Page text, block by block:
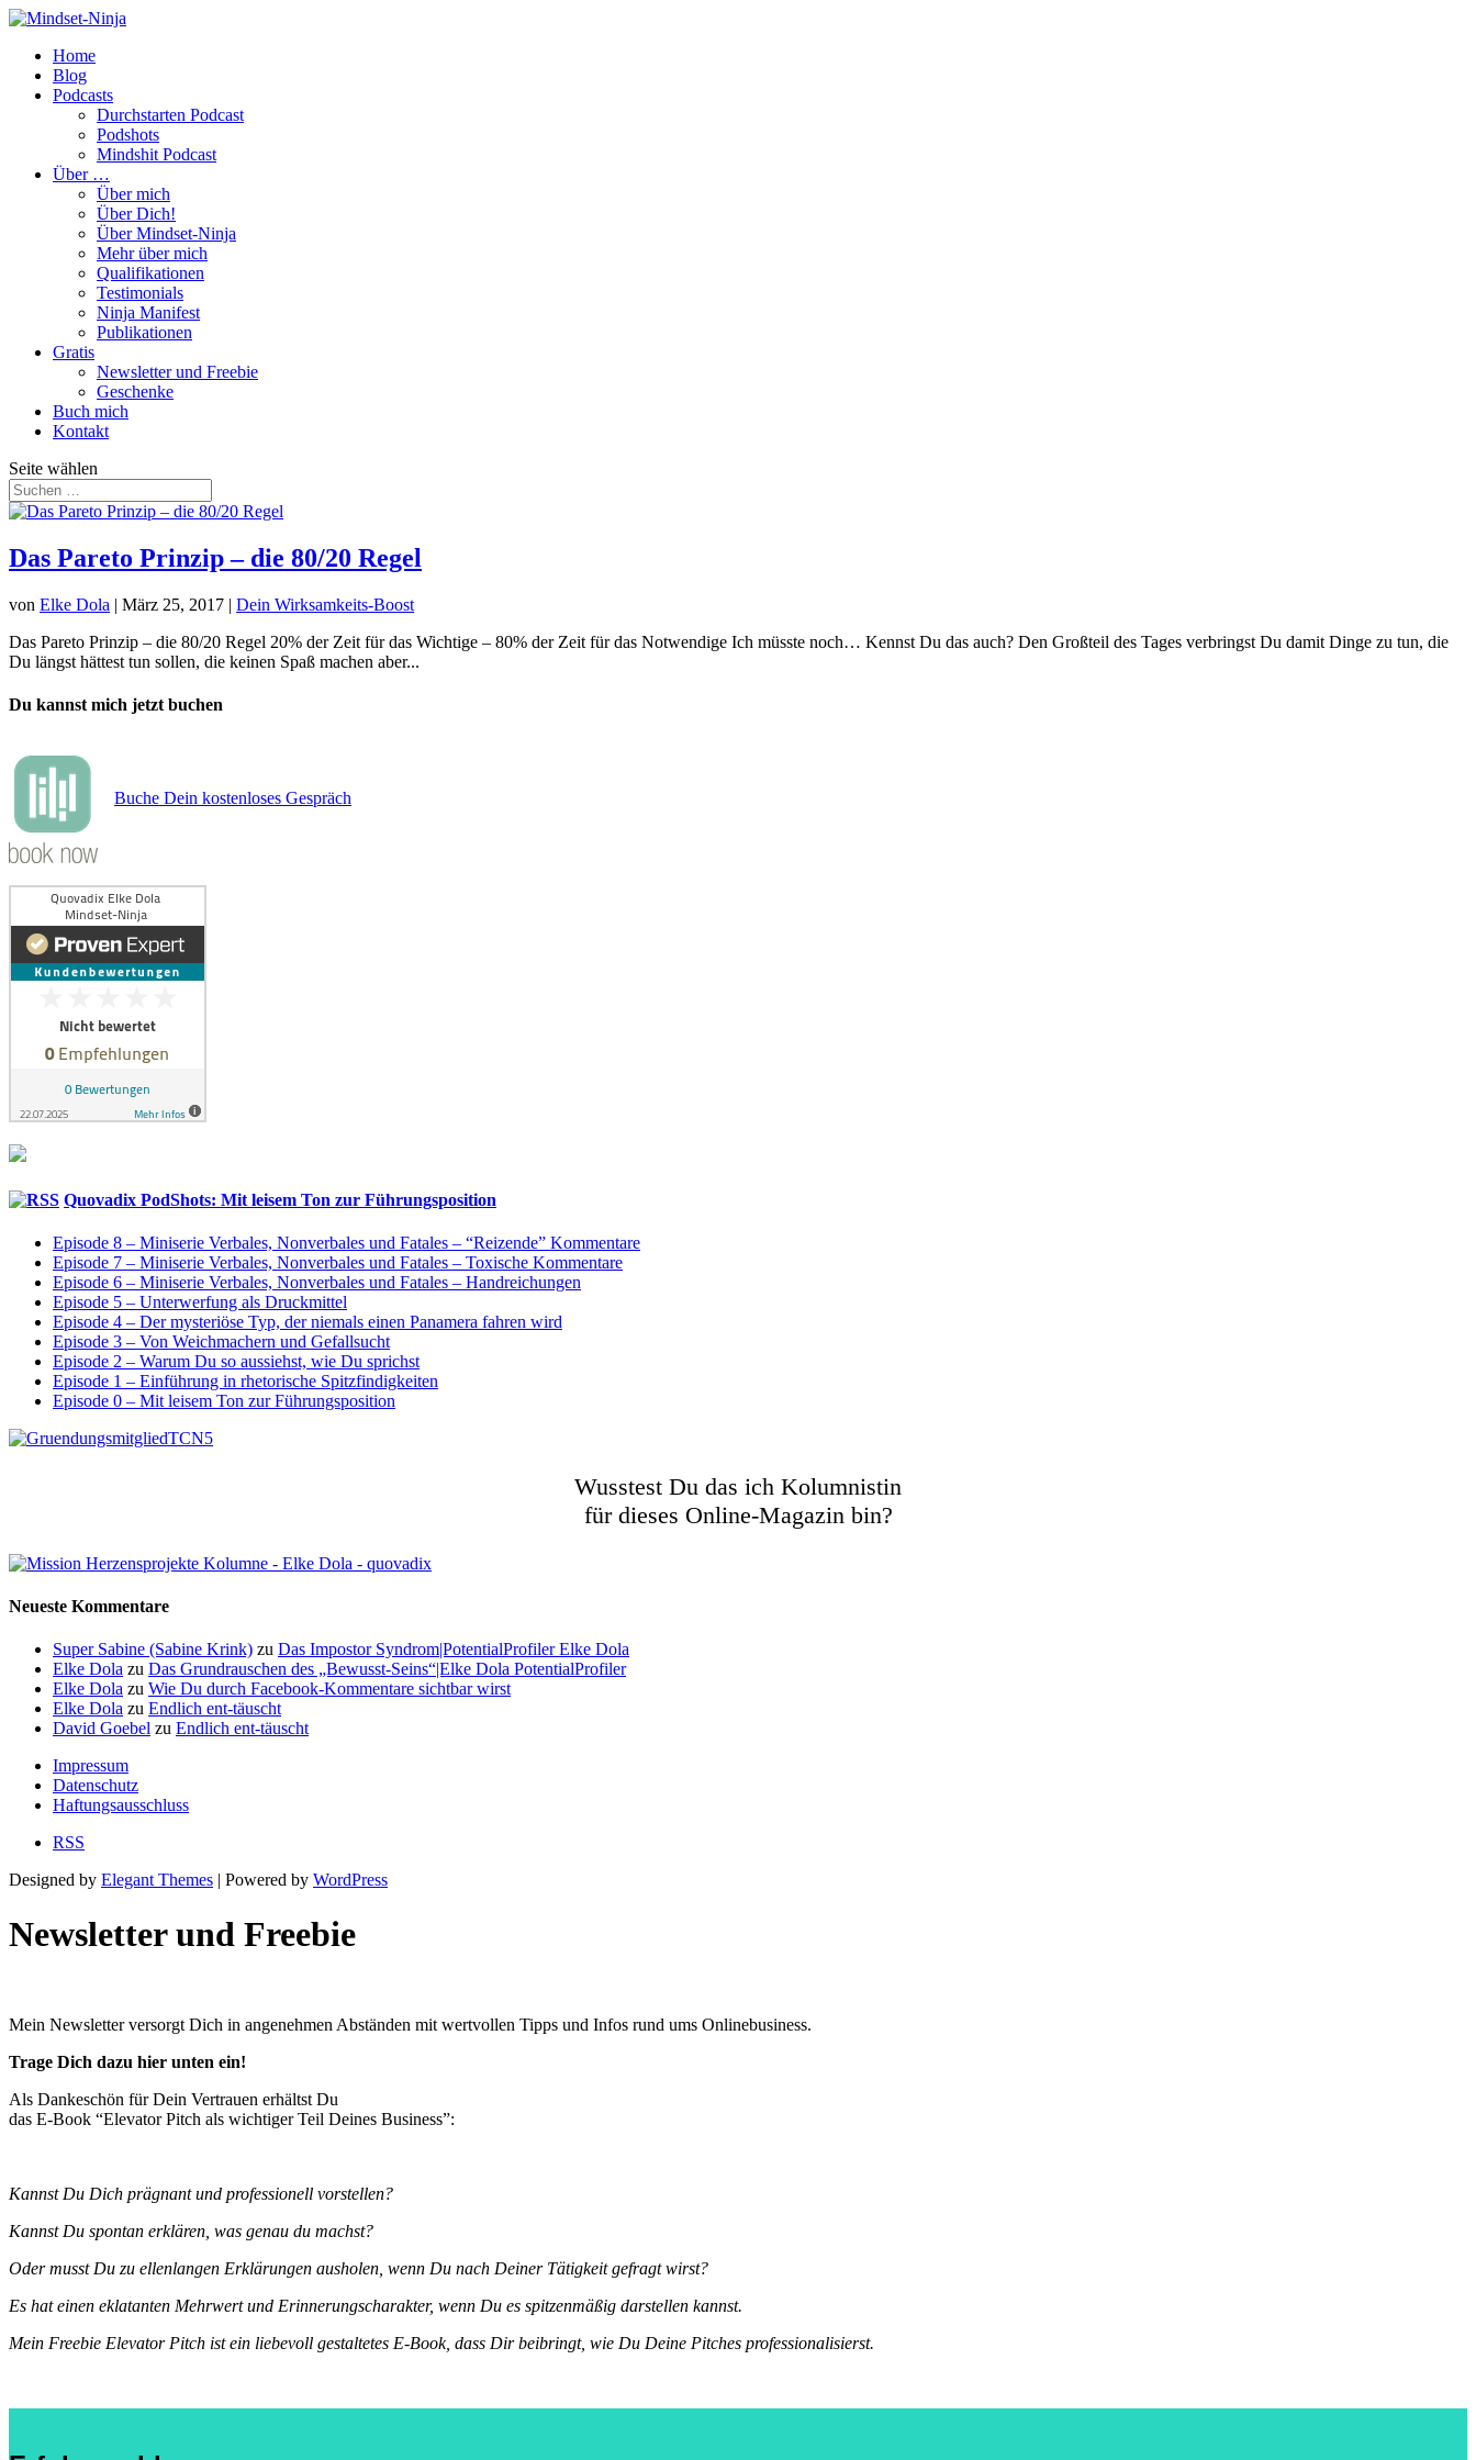
Home
Blog
Podcasts
Durchstarten Podcast
Podshots
Mindshit Podcast
Über …
Über mich
Über Dich!
Über Mindset-Ninja
Mehr über mich
Qualifikationen
Testimonials
Ninja Manifest
Publikationen
Gratis
Newsletter und Freebie
Geschenke
Buch mich
Kontakt
Seite wählen
Das Pareto Prinzip – die 80/20 Regel
von Elke Dola | März 25, 2017 | Dein Wirksamkeits-Boost
Das Pareto Prinzip – die 80/20 Regel 20% der Zeit für das Wichtige – 80% der Zeit für das Notwendige Ich müsste noch… Kennst Du das auch? Den Großteil des Tages verbringst Du damit Dinge zu tun, die
Du längst hättest tun sollen, die keinen Spaß machen aber...
Du kannst mich jetzt buchen
Buche Dein kostenloses Gespräch
Quovadix PodShots: Mit leisem Ton zur Führungsposition
Episode 8 – Miniserie Verbales, Nonverbales und Fatales – “Reizende” Kommentare
Episode 7 – Miniserie Verbales, Nonverbales und Fatales – Toxische Kommentare
Episode 6 – Miniserie Verbales, Nonverbales und Fatales – Handreichungen
Episode 5 – Unterwerfung als Druckmittel
Episode 4 – Der mysteriöse Typ, der niemals einen Panamera fahren wird
Episode 3 – Von Weichmachern und Gefallsucht
Episode 2 – Warum Du so aussiehst, wie Du sprichst
Episode 1 – Einführung in rhetorische Spitzfindigkeiten
Episode 0 – Mit leisem Ton zur Führungsposition
Wusstest Du das ich Kolumnistin
für dieses Online-Magazin bin?
Neueste Kommentare
Super Sabine (Sabine Krink) zu Das Impostor Syndrom|PotentialProfiler Elke Dola
Elke Dola zu Das Grundrauschen des „Bewusst-Seins“|Elke Dola PotentialProfiler
Elke Dola zu Wie Du durch Facebook-Kommentare sichtbar wirst
Elke Dola zu Endlich ent-täuscht
David Goebel zu Endlich ent-täuscht
Impressum
Datenschutz
Haftungsausschluss
RSS
Designed by Elegant Themes | Powered by WordPress
Newsletter und Freebie
Mein Newsletter versorgt Dich in angenehmen Abständen mit wertvollen Tipps und Infos rund ums Onlinebusiness.
Trage Dich dazu hier unten ein!
Als Dankeschön für Dein Vertrauen erhältst Du
das E-Book “Elevator Pitch als wichtiger Teil Deines Business”:
Kannst Du Dich prägnant und professionell vorstellen?
Kannst Du spontan erklären, was genau du machst?
Oder musst Du zu ellenlangen Erklärungen ausholen, wenn Du nach Deiner Tätigkeit gefragt wirst?
Es hat einen eklatanten Mehrwert und Erinnerungscharakter, wenn Du es spitzenmäßig darstellen kannst.
Mein Freebie Elevator Pitch ist ein liebevoll gestaltetes E-Book, dass Dir beibringt, wie Du Deine Pitches professionalisierst.